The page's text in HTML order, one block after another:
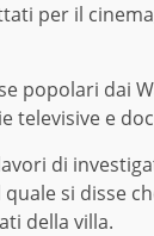
per il
popolari dai
televisive e
di
si disse
della villa.